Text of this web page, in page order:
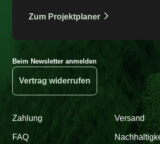
Zum Projektplaner
Beim Newsletter anmelden
Vertrag widerrufen
Zahlung Versand
FAQ